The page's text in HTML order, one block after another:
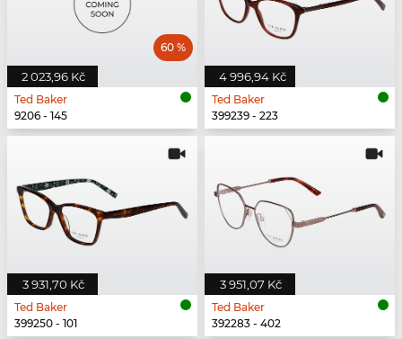
2 023,96 Kč
60 %
Ted Baker
9206 - 145
4 996,94 Kč
Ted Baker
399239 - 223
3 931,70 Kč
Ted Baker
399250 - 101
3 951,07 Kč
Ted Baker
392283 - 402